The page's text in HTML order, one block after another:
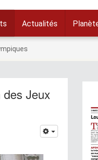
Actualités
Jeux